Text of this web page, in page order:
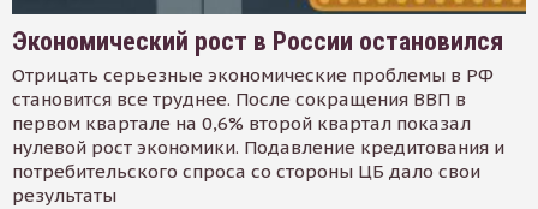
Экономический рост в России остановился
Отрицать серьезные экономические проблемы в РФ
становится все труднее. После сокращения ВВП в
первом квартале на 0,6% второй квартал показал
нулевой рост экономики. Подавление кредитования и
потребительского спроса со стороны ЦБ дало свои
результаты